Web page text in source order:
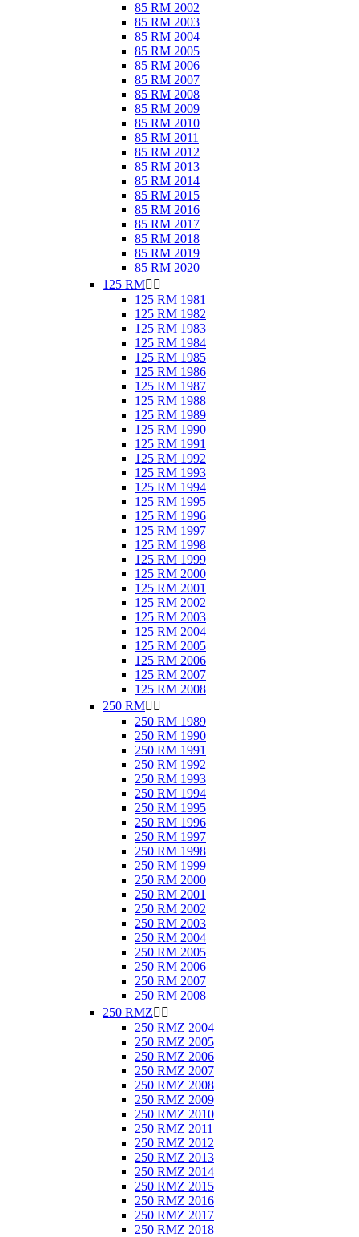
85 RM 2002
85 RM 2003
85 RM 2004
85 RM 2005
85 RM 2006
85 RM 2007
85 RM 2008
85 RM 2009
85 RM 2010
85 RM 2011
85 RM 2012
85 RM 2013
85 RM 2014
85 RM 2015
85 RM 2016
85 RM 2017
85 RM 2018
85 RM 2019
85 RM 2020
125 RM 
125 RM 1981
125 RM 1982
125 RM 1983
125 RM 1984
125 RM 1985
125 RM 1986
125 RM 1987
125 RM 1988
125 RM 1989
125 RM 1990
125 RM 1991
125 RM 1992
125 RM 1993
125 RM 1994
125 RM 1995
125 RM 1996
125 RM 1997
125 RM 1998
125 RM 1999
125 RM 2000
125 RM 2001
125 RM 2002
125 RM 2003
125 RM 2004
125 RM 2005
125 RM 2006
125 RM 2007
125 RM 2008
250 RM 
250 RM 1989
250 RM 1990
250 RM 1991
250 RM 1992
250 RM 1993
250 RM 1994
250 RM 1995
250 RM 1996
250 RM 1997
250 RM 1998
250 RM 1999
250 RM 2000
250 RM 2001
250 RM 2002
250 RM 2003
250 RM 2004
250 RM 2005
250 RM 2006
250 RM 2007
250 RM 2008
250 RMZ 
250 RMZ 2004
250 RMZ 2005
250 RMZ 2006
250 RMZ 2007
250 RMZ 2008
250 RMZ 2009
250 RMZ 2010
250 RMZ 2011
250 RMZ 2012
250 RMZ 2013
250 RMZ 2014
250 RMZ 2015
250 RMZ 2016
250 RMZ 2017
250 RMZ 2018